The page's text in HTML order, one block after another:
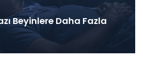
Beyinlere Daha Fazla